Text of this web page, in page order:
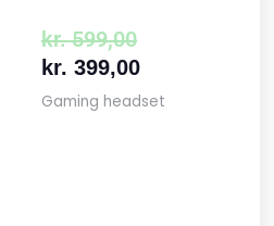
kr.599,00
kr. 399,00
Gaming headset